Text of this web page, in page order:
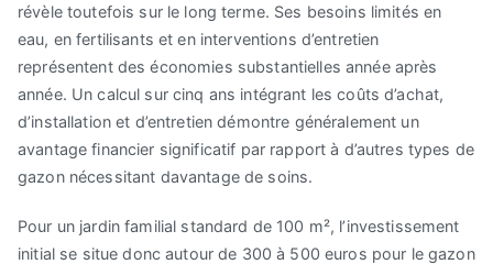
révèle toutefois sur le long terme. Ses besoins limités en
eau, en fertilisants et en interventions d’entretien
représentent des économies substantielles année après
année. Un calcul sur cinq ans intégrant les coûts d’achat,
d’installation et d’entretien démontre généralement un
avantage financier significatif par rapport à d’autres types de
gazon nécessitant davantage de soins.
Pour un jardin familial standard de 100 m², l’investissement
initial se situe donc autour de 300 à 500 euros pour le gazon